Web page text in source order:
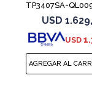
TP3407SA-
256V
USD
USD